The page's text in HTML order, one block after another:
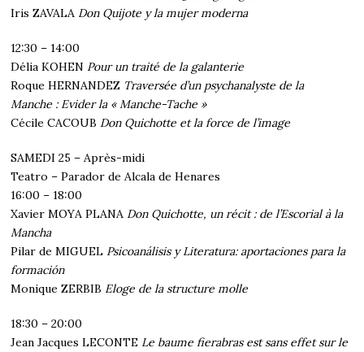
Iris ZAVALA Don Quijote y la mujer moderna
12:30 – 14:00
Délia KOHEN Pour un traité de la galanterie
Roque HERNANDEZ Traversée d’un psychanalyste de la
Manche : Evider la « Manche-Tache »
Cécile CACOUB Don Quichotte et la force de l’image
SAMEDI 25 – Après-midi
Teatro – Parador de Alcala de Henares
16:00 – 18:00
Xavier MOYA PLANA Don Quichotte, un récit : de l’Escorial à la
Mancha
Pilar de MIGUEL Psicoanálisis y Literatura: aportaciones para la
formación
Monique ZERBIB Eloge de la structure molle
18:30 – 20:00
Jean Jacques LECONTE Le baume fierabras est sans effet sur le